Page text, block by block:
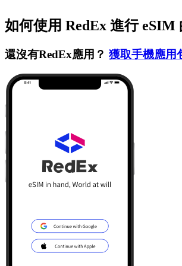
如何使用 RedEx 進行 eSIM
還沒有RedEx應用？ 獲取手機應用